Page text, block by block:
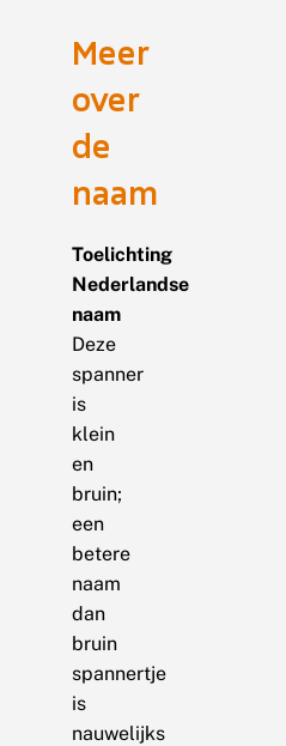
Meer
over
de
naam
Toelichting
Nederlandse
naam
Deze
spanner
is
klein
en
bruin;
een
betere
naam
dan
bruin
spannertje
is
nauwelijks